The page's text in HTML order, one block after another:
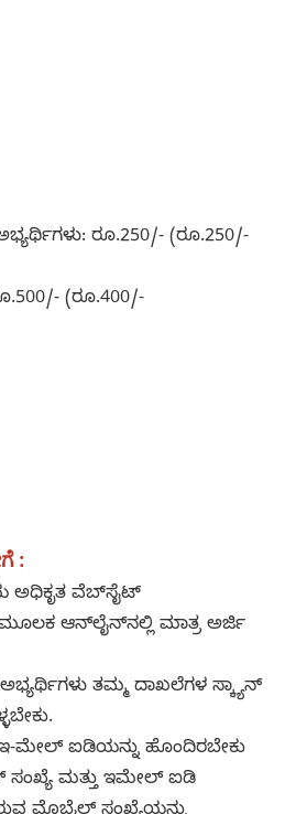
ರೂ.250/- (ರೂ.250/-
(ರೂ.400/-
:
ಅಧಿಕೃತ ವೆಬ್‌ಸೈಟ್
ಮೂಲಕ ಆನ್‌ಲೈನ್‌ನಲ್ಲಿ ಮಾತ್ರ ಅರ್ಜಿ
ತಮ್ಮ ದಾಖಲೆಗಳ ಸ್ಕ್ಯಾನ್
ಮೇಲ್ ಐಡಿಯನ್ನು ಹೊಂದಿರಬೇಕು
ಮತ್ತು ಇಮೇಲ್ ಐಡಿ